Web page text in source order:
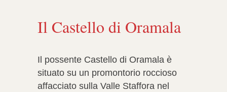
Il Castello di Oramala
Il possente Castello di Oramala è
situato su un promontorio roccioso
affacciato sulla Valle Staffora nel